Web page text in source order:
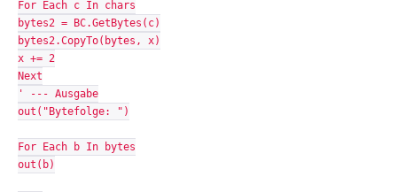
For Each c In chars
bytes2 = BC.GetBytes(c)
bytes2.CopyTo(bytes, x)
x += 2
Next
' --- Ausgabe
out("Bytefolge: ")
For Each b In bytes
out(b)